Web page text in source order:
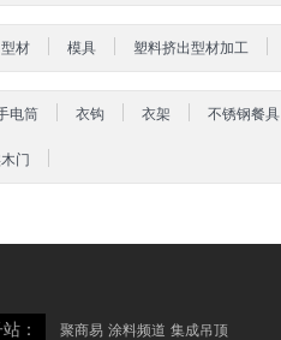
材 模具 塑料挤出型材加工
电筒 衣钩 衣架 不锈钢餐具
门
： 聚商易 涂料频道 集成吊顶